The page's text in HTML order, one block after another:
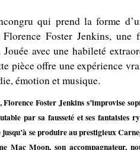
qui prend la forme
Foster Jenkins, une
avec une habileté
pièce offre une expérience
émotion et musique.
Foster Jenkins s’improvise
par sa fausseté et ses fantaisies
se produire au prestigieux
Mac Moon, son accompagnateur,